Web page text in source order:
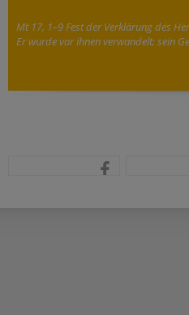
Mt 17, 1–9 Fest der Verklärung des
Er wurde vor ihnen verwandelt; sein